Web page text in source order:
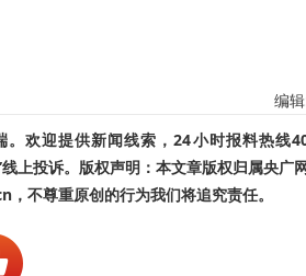
编
欢迎提供新闻线索，24小时报料热线
上投诉。版权声明：本文章版权归属央广
不尊重原创的行为我们将追究责任。